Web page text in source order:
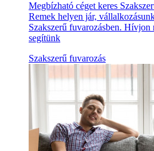
Megbízható céget keres
Remek helyen jár,
Szakszerű fuvarozásben.
segítünk
Szakszerű fuvarozás